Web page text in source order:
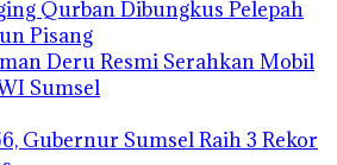
Qurban Dibungkus Pelepah
Pisang
Deru Resmi Serahkan Mobil
Sumsel
Gubernur Sumsel Raih 3 Rekor